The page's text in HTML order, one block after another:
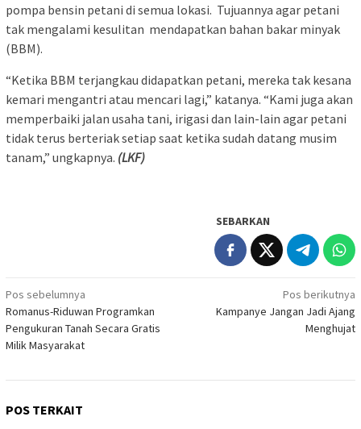
pompa bensin petani di semua lokasi. Tujuannya agar petani
tak mengalami kesulitan mendapatkan bahan bakar minyak
(BBM).
“Ketika BBM terjangkau didapatkan petani, mereka tak kesana
kemari mengantri atau mencari lagi,” katanya. “Kami juga akan
memperbaiki jalan usaha tani, irigasi dan lain-lain agar petani
tidak terus berteriak setiap saat ketika sudah datang musim
tanam,” ungkapnya. (LKF)
SEBARKAN
Navigasi
pos
Pos sebelumnya
Romanus-Riduwan Programkan
Pengukuran Tanah Secara Gratis
Milik Masyarakat
Pos berikutnya
Kampanye Jangan Jadi Ajang
Menghujat
POS TERKAIT